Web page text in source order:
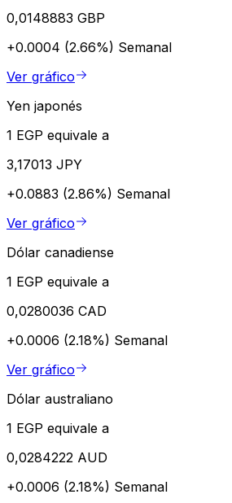
0,0148883 GBP
+0.0004 (2.66%) Semanal
Ver gráfico
Yen japonés
1 EGP equivale a
3,17013 JPY
+0.0883 (2.86%) Semanal
Ver gráfico
Dólar canadiense
1 EGP equivale a
0,0280036 CAD
+0.0006 (2.18%) Semanal
Ver gráfico
Dólar australiano
1 EGP equivale a
0,0284222 AUD
+0.0006 (2.18%) Semanal